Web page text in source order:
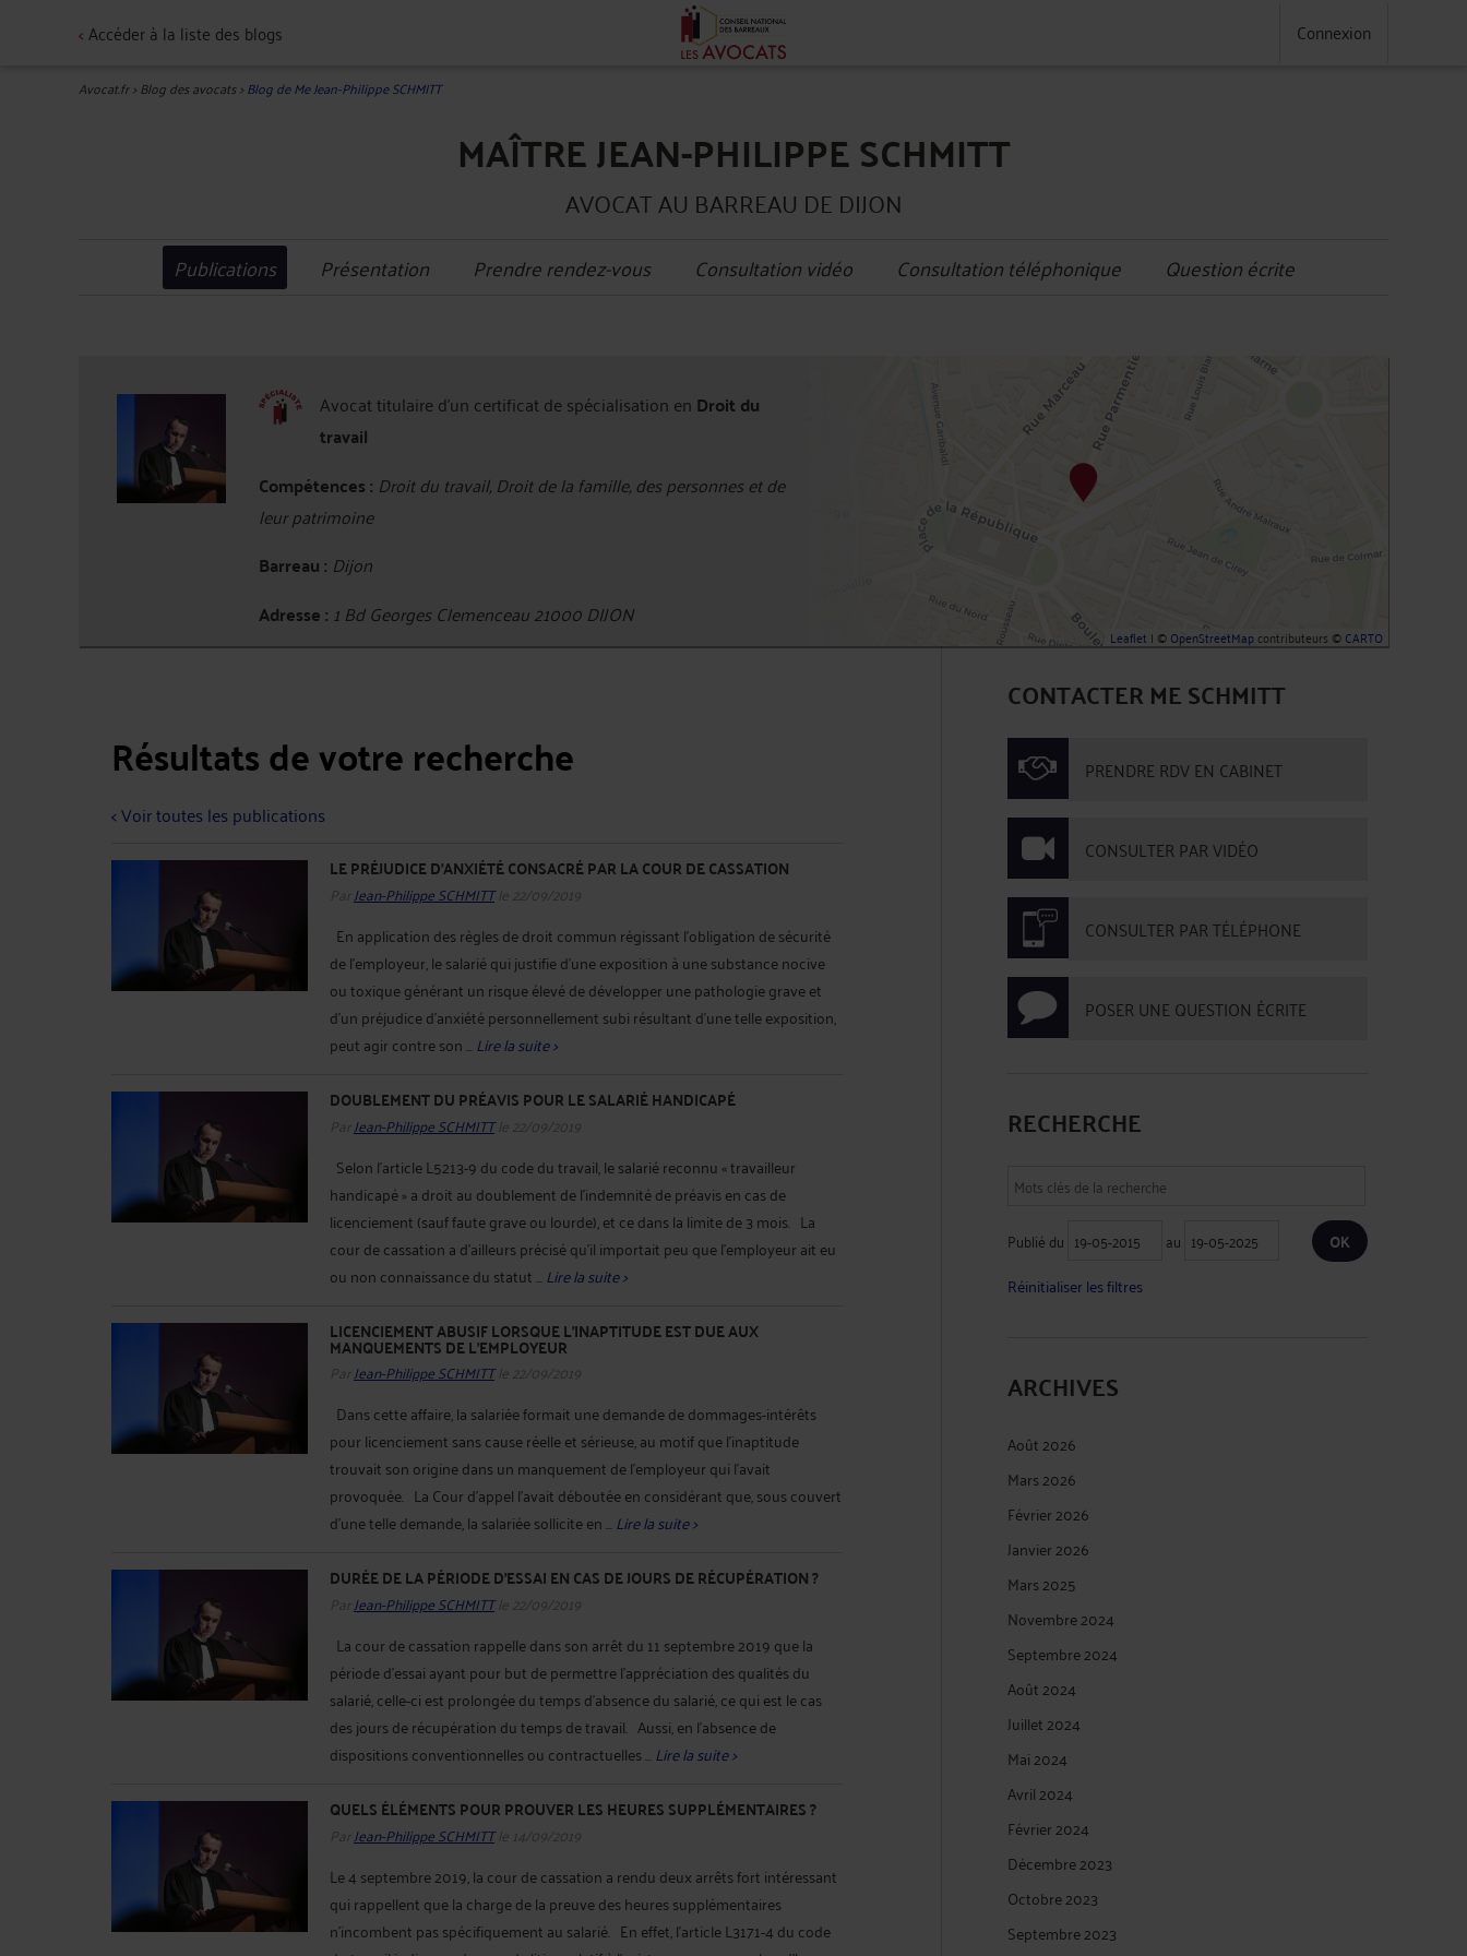
<Accéder à la liste des blogs Connexion
Avocat.fr>Blog des avocats>Blog de Me Jean-Philippe SCHMITT
MAÎTRE JEAN-PHILIPPE SCHMITT
AVOCAT AU BARREAU DE DIJON
Publications Présentation Prendre rendez-vous Consultation vidéo Consultation téléphonique Question écrite
Avocat titulaire d'un certificat de spécialisation en Droit du
travail
Compétences : Droit du travail, Droit de la famille, des personnes et de
leur patrimoine
Barreau : Dijon
Adresse : 1 Bd Georges Clemenceau 21000 DIJON
Leaflet | ©OpenStreetMapcontributeurs ©CARTO
Résultats de votre recherche
< Voir toutes les publications
LE PRÉJUDICE D'ANXIÉTÉ CONSACRÉ PAR LA COUR DE CASSATION
Par Jean-Philippe SCHMITTle 22/09/2019
En application des règles de droit commun régissant l’obligation de sécurité
de l’employeur, le salarié qui justifie d’une exposition à une substance nocive
ou toxique générant un risque élevé de développer une pathologie grave et
d’un préjudice d’anxiété personnellement subi résultant d’une telle exposition,
peut agir contre son ...Lire la suite >
DOUBLEMENT DU PRÉAVIS POUR LE SALARIÉ HANDICAPÉ
Par Jean-Philippe SCHMITTle 22/09/2019
Selon l’article L5213-9 du code du travail, le salarié reconnu « travailleur
handicapé » a droit au doublement de l’indemnité de préavis en cas de
licenciement (sauf faute grave ou lourde), et ce dans la limite de 3 mois. La
cour de cassation a d’ailleurs précisé qu’il importait peu que l’employeur ait eu
ou non connaissance du statut ...Lire la suite >
LICENCIEMENT ABUSIF LORSQUE L'INAPTITUDE EST DUE AUX
MANQUEMENTS DE L'EMPLOYEUR
Par Jean-Philippe SCHMITTle 22/09/2019
Dans cette affaire, la salariée formait une demande de dommages-intérêts
pour licenciement sans cause réelle et sérieuse, au motif que l'inaptitude
trouvait son origine dans un manquement de l'employeur qui l'avait
provoquée. La Cour d’appel l’avait déboutée en considérant que, sous couvert
d'une telle demande, la salariée sollicite en ...Lire la suite >
DURÉE DE LA PÉRIODE D'ESSAI EN CAS DE JOURS DE RÉCUPÉRATION ?
Par Jean-Philippe SCHMITTle 22/09/2019
La cour de cassation rappelle dans son arrêt du 11 septembre 2019 que la
période d'essai ayant pour but de permettre l'appréciation des qualités du
salarié, celle-ci est prolongée du temps d'absence du salarié, ce qui est le cas
des jours de récupération du temps de travail. Aussi, en l'absence de
dispositions conventionnelles ou contractuelles ...Lire la suite >
QUELS ÉLÉMENTS POUR PROUVER LES HEURES SUPPLÉMENTAIRES ?
Par Jean-Philippe SCHMITTle 14/09/2019
Le 4 septembre 2019, la cour de cassation a rendu deux arrêts fort intéressant
qui rappellent que la charge de la preuve des heures supplémentaires
n’incombent pas spécifiquement au salarié. En effet, l’article L3171-4 du code
CONTACTER ME SCHMITT
PRENDRE RDV EN CABINET
CONSULTER PAR VIDÉO
CONSULTER PAR TÉLÉPHONE
POSER UNE QUESTION ÉCRITE
RECHERCHE
Publié du
au
Réinitialiser les filtres
ARCHIVES
Août 2026
Mars 2026
Février 2026
Janvier 2026
Mars 2025
Novembre 2024
Septembre 2024
Août 2024
Juillet 2024
Mai 2024
Avril 2024
Février 2024
Décembre 2023
Octobre 2023
Septembre 2023